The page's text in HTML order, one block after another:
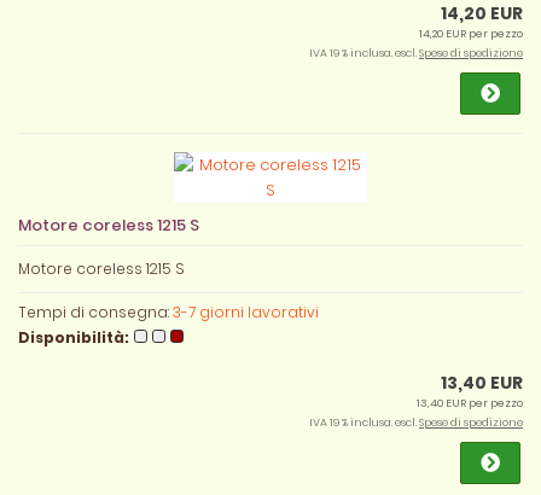
14,20 EUR
14,20 EUR per pezzo
IVA 19 % inclusa. escl.Spese di spedizione
Motore coreless 1215 S
Motore coreless 1215 S
Tempi di consegna:3-7 giorni lavorativi
Disponibilità:
13,40 EUR
13,40 EUR per pezzo
IVA 19 % inclusa. escl.Spese di spedizione